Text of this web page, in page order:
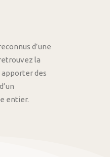
d’une
la
apporter des
entier.